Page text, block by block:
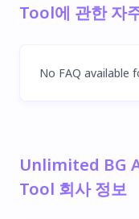
Tool에 관한 자
No FAQ available
Unlimited BG
Tool 회사 정보